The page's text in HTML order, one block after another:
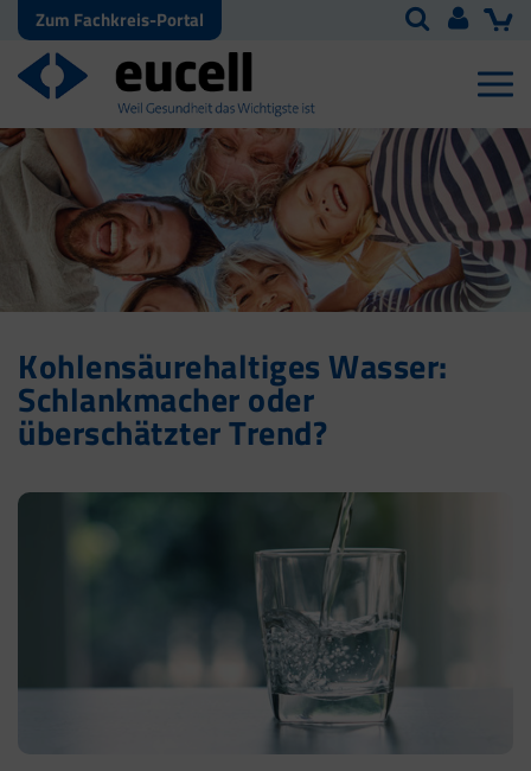
Zum Fachkreis-Portal
Kohlensäurehaltiges Wasser:
Schlankmacher oder
überschätzter Trend?